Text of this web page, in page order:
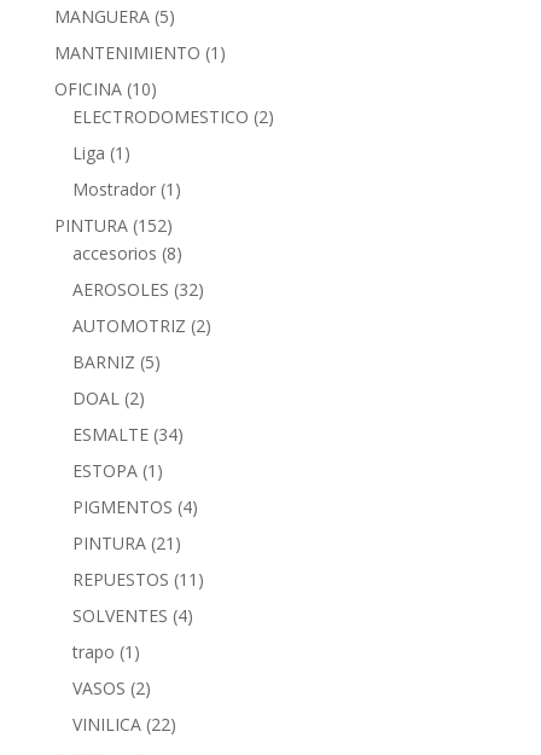
MANGUERA (5)
MANTENIMIENTO (1)
OFICINA (10)
ELECTRODOMESTICO (2)
Liga (1)
Mostrador (1)
PINTURA (152)
accesorios (8)
AEROSOLES (32)
AUTOMOTRIZ (2)
BARNIZ (5)
DOAL (2)
ESMALTE (34)
ESTOPA (1)
PIGMENTOS (4)
PINTURA (21)
REPUESTOS (11)
SOLVENTES (4)
trapo (1)
VASOS (2)
VINILICA (22)